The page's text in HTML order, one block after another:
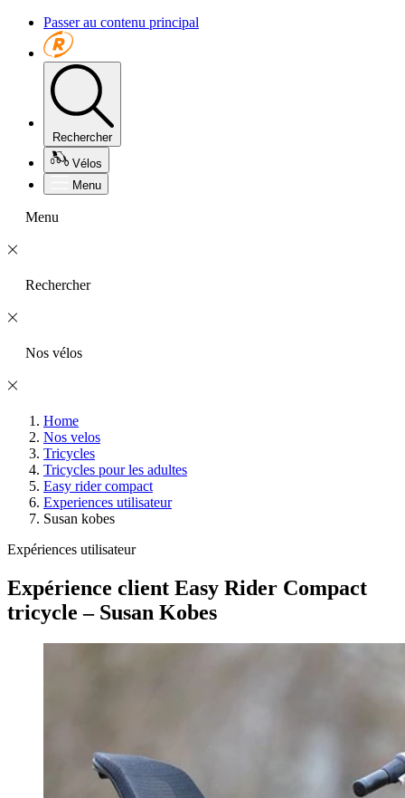
Passer au contenu principal
Rechercher
Vélos
Menu
Menu
Rechercher
Nos vélos
Home
Nos velos
Tricycles
Tricycles pour les adultes
Easy rider compact
Experiences utilisateur
Susan kobes
Expériences utilisateur
Expérience client Easy Rider Compact
tricycle – Susan Kobes